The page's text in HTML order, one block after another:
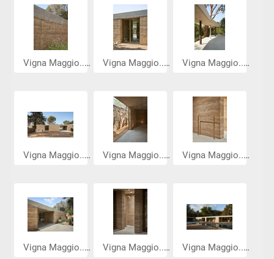
Vigna Maggio... Vigna Maggio... Vigna Maggio...
Vigna Maggio... Vigna Maggio... Vigna Maggio...
Vigna Maggio... Vigna Maggio... Vigna Maggio...